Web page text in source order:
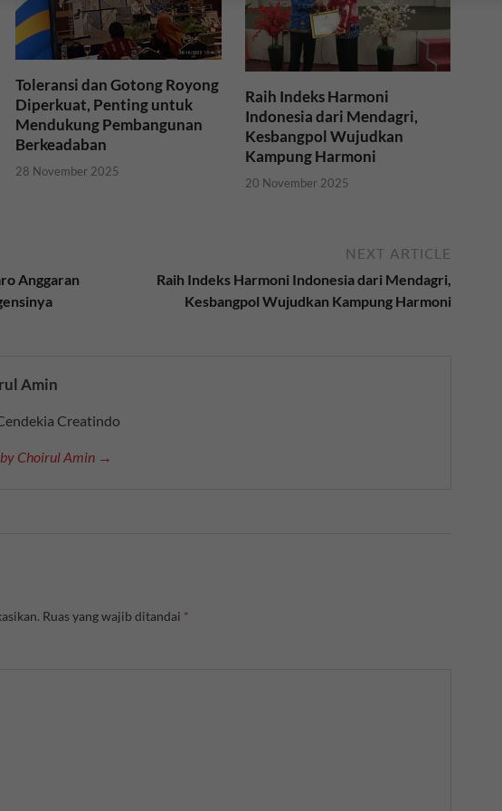
Toleransi dan Gotong Royong
Diperkuat, Penting untuk
Mendukung Pembangunan
Berkeadaban
28 November 2025
Raih Indeks Harmoni
Indonesia dari Mendagri,
Kesbangpol Wujudkan
Kampung Harmoni
20 November 2025
Anggaran
NEXT ARTICLE
Raih Indeks Harmoni Indonesia dari Mendagri,
Kesbangpol Wujudkan Kampung Harmoni
Amin
Creatindo
Choirul Amin →
Ruas yang wajib ditandai *